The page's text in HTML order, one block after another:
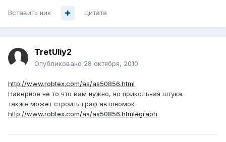
Вставить ник Цитата
TretUliy2
Опубликовано 28 октября, 2010
http://www.robtex.com/as/as50856.html
Наверное не то что вам нужно, но прикольная штука.
также может строить граф автономок
http://www.robtex.com/as/as50856.html#graph